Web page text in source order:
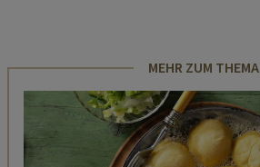
MEHR ZUM THEMA